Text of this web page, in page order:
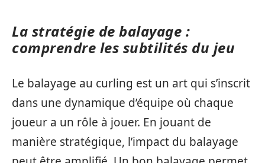
La stratégie de balayage :
comprendre les subtilités du jeu
Le balayage au curling est un art qui s’inscrit
dans une dynamique d’équipe où chaque
joueur a un rôle à jouer. En jouant de
manière stratégique, l’impact du balayage